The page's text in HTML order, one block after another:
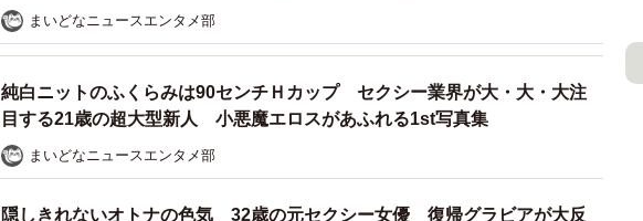
まいどなニュースエンタメ部
純白ニットのふくらみは90センチＨカップ セクシー業界が大・大・大注
目する21歳の超大型新人 小悪魔エロスがあふれる1st写真集
まいどなニュースエンタメ部
隠しきれないオトナの色気 32歳の元セクシー女優 復帰グラビアが大反